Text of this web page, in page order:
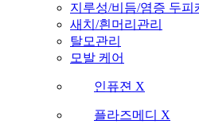
지루성/비듬/염증 두피
새치/흰머리관리
탈모관리
모발 케어
인퓨젼 X
플라즈메디 X